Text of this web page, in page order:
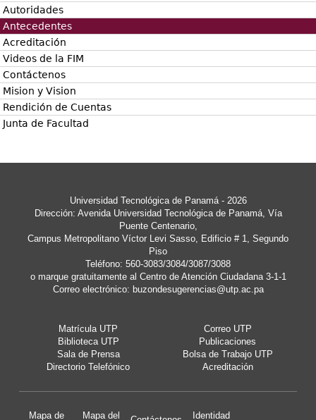
Autoridades
Antecedentes
Acreditación
Videos de la FIM
Contáctenos
Mision y Vision
Rendición de Cuentas
Junta de Facultad
Universidad Tecnológica de Panamá - 2026
Dirección: Avenida Universidad Tecnológica de Panamá, Vía
Puente Centenario,
Campus Metropolitano Víctor Levi Sasso, Edificio # 1, Segundo
Piso
Teléfono: 560-3083/3084/3087/3088
o marque gratuitamente al Centro de Atención Ciudadana 3-1-1
Correo electrónico: buzondesugerencias@utp.ac.pa
Matrícula UTP
Correo UTP
Biblioteca UTP
Publicaciones
Sala de Prensa
Bolsa de Trabajo UTP
Directorio Telefónico
Acreditación
Mapa de Mapa del Identidad